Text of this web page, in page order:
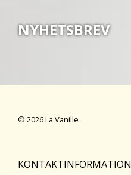
NYHETSBREV
© 2026 La Vanille
KONTAKTINFORMATION